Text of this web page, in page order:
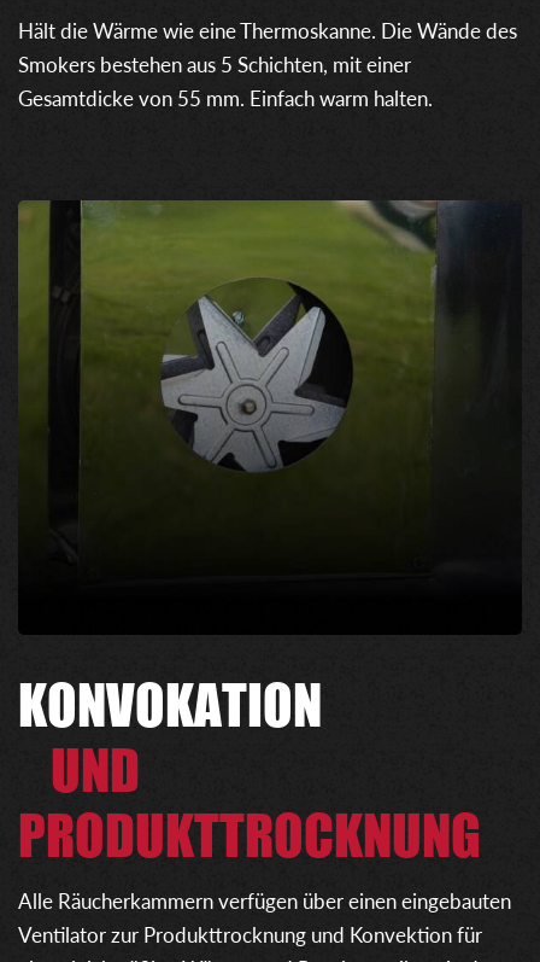
Hält die Wärme wie eine Thermoskanne. Die Wände des
Smokers bestehen aus 5 Schichten, mit einer
Gesamtdicke von 55 mm. Einfach warm halten.
KONVOKATION
UND
PRODUKTTROCKNUNG
Alle Räucherkammern verfügen über einen eingebauten
Ventilator zur Produkttrocknung und Konvektion für